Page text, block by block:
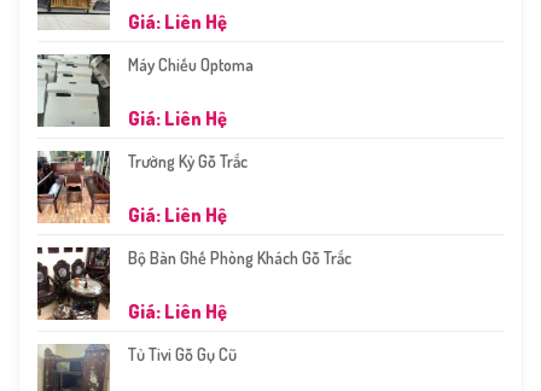
Giá: Liên Hệ
Máy Chiếu Optoma
Giá: Liên Hệ
Trường Kỷ Gỗ Trắc
Giá: Liên Hệ
Bộ Bàn Ghế Phòng Khách Gỗ Trắc
Giá: Liên Hệ
Tủ Tivi Gỗ Gụ Cũ